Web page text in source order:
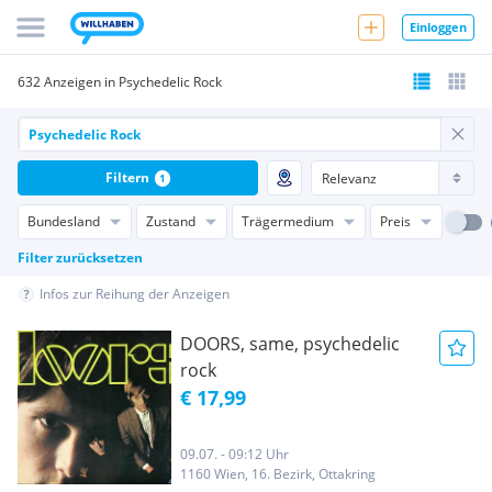
Einloggen
632 Anzeigen in Psychedelic Rock
Bundesland Zustand Trägermedium
Preis
Filter zurücksetzen
Filtern 1
Infos zur Reihung der Anzeigen
DOORS, same, psychedelic
rock
€ 17,99
09.07. - 09:12 Uhr
1160 Wien, 16. Bezirk, Ottakring